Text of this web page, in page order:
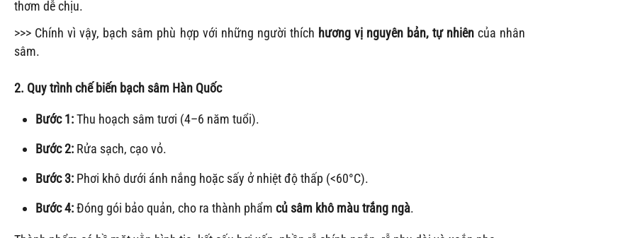
thơm dễ chịu.
>>> Chính vì vậy, bạch sâm phù hợp với những người thích hương vị nguyên bản, tự nhiên của nhân
sâm.
2. Quy trình chế biến bạch sâm Hàn Quốc
Bước 1:Thu hoạch sâm tươi (4–6 năm tuổi).
Bước 2: Rửa sạch, cạo vỏ.
Bước 3: Phơi khô dưới ánh nắng hoặc sấy ở nhiệt độ thấp (<60°C).
Bước 4:Đóng gói bảo quản, cho ra thành phẩm củ sâm khô màu trắng ngà.